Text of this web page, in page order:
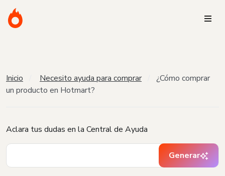
Inicio Necesito ayuda para comprar
¿Cómo comprar
un producto en Hotmart?
Aclara tus dudas en la Central de Ayuda
Generar